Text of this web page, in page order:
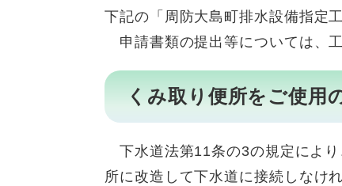
下記の「周防大島町排水設備指定
申請書類の提出等については、
くみ取り便所をご使用
下水道法第11条の3の規定によ
所に改造して下水道に接続しなけ